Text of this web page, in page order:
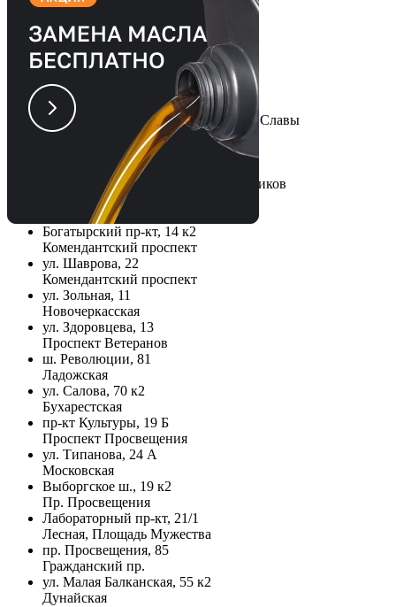
Записаться на сервис
Белградская ул., 9А
Купчино, Звездная, Дунайская, Пр. Славы
1-й верхний переулок, 10
Кудрово, пр-кт Строителей, 25 с2
Улица Дыбенко, Проспект Большевиков
ул. Школьная, 85
Беговая, Старая деревня
Богатырский пр-кт, 14 к2
Комендантский проспект
ул. Шаврова, 22
Комендантский проспект
ул. Зольная, 11
Новочеркасская
ул. Здоровцева, 13
Проспект Ветеранов
ш. Революции, 81
Ладожская
ул. Салова, 70 к2
Бухарестская
пр-кт Культуры, 19 Б
Проспект Просвещения
ул. Типанова, 24 А
Московская
Выборгское ш., 19 к2
Пр. Просвещения
Лабораторный пр-кт, 21/1
Лесная, Площадь Мужества
пр. Просвещения, 85
Гражданский пр.
ул. Малая Балканская, 55 к2
Дунайская